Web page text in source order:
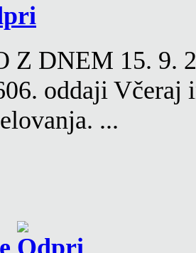
Z DNEM 15. 9.
oddaji Včeraj
...